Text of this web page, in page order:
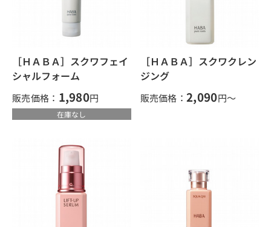
［ＨＡＢＡ］スクワフェイ
シャルフォーム
販売価格： 1,980円
在庫なし
［ＨＡＢＡ］スクワクレン
ジング
販売価格： 2,090円～